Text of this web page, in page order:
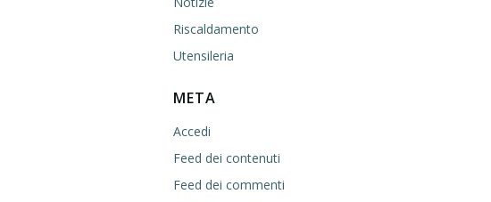
Riscaldamento
Utensileria
META
Accedi
Feed dei contenuti
Feed dei commenti